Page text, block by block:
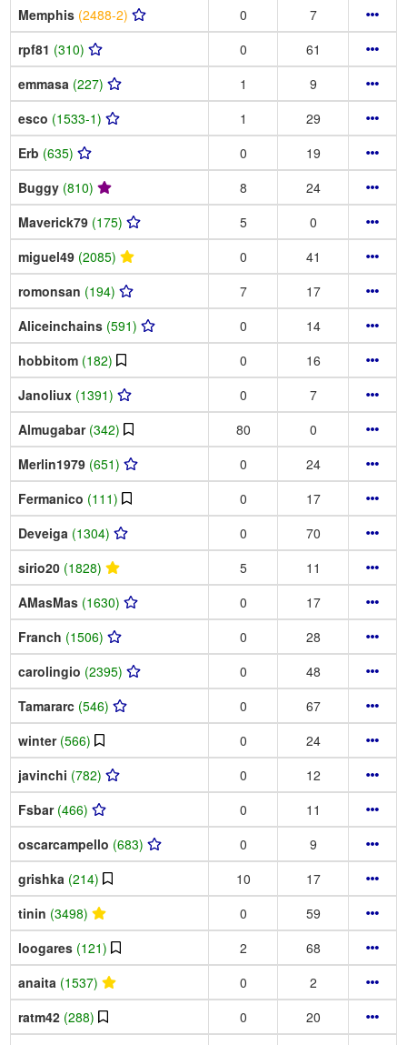
Memphis (2488-2) 0
7
rpf81 (310) 0
61
emmasa (227) 1
9
esco (1533-1) 1
29
Erb (635) 0
19
Buggy (810) 8
24
Maverick79 (175) 5
0
miguel49 (2085) 0
41
romonsan (194) 7
17
Aliceinchains (591) 0
14
hobbitom (182) 0
16
Janoliux (1391) 0
7
Almugabar (342) 80
0
Merlin1979 (651) 0
24
Fermanico (111) 0
17
Deveiga (1304) 0
70
sirio20 (1828) 5
11
AMasMas (1630) 0
17
Franch (1506) 0
28
carolingio (2395) 0
48
Tamararc (546) 0
67
winter (566) 0
24
javinchi (782) 0
12
Fsbar (466) 0
11
oscarcampello (683) 0
9
grishka (214) 10
17
tinin (3498) 0
59
loogares (121) 2
68
anaita (1537) 0
2
ratm42 (288) 0
20